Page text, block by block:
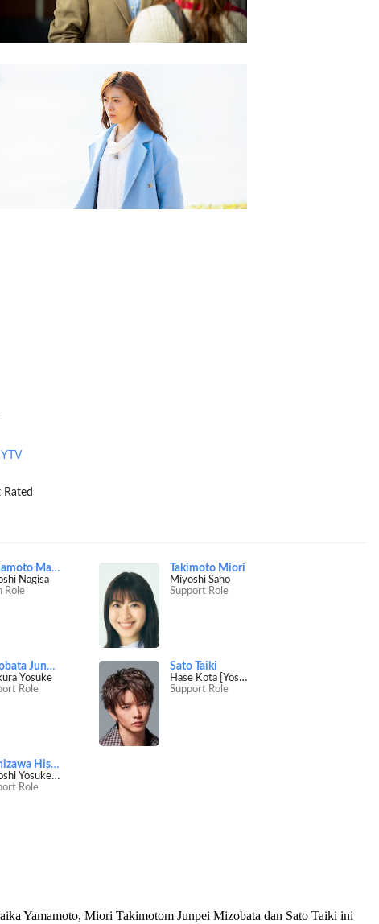
YTV
Rated
Yamamoto Maika
Nagisa
Role
Takimoto Miori
Miyoshi Saho
Support Role
Mizobata Junpei
Yosuke
Role
Sato Taiki
Hase Kota [Yosuke's co-worker]
Support Role
Yoshizawa Hisashi
Miyoshi Yosuke [Nagisa's father]
Role
Yamamoto, Miori Takimotom Junpei Mizobata dan Sato Taiki ini